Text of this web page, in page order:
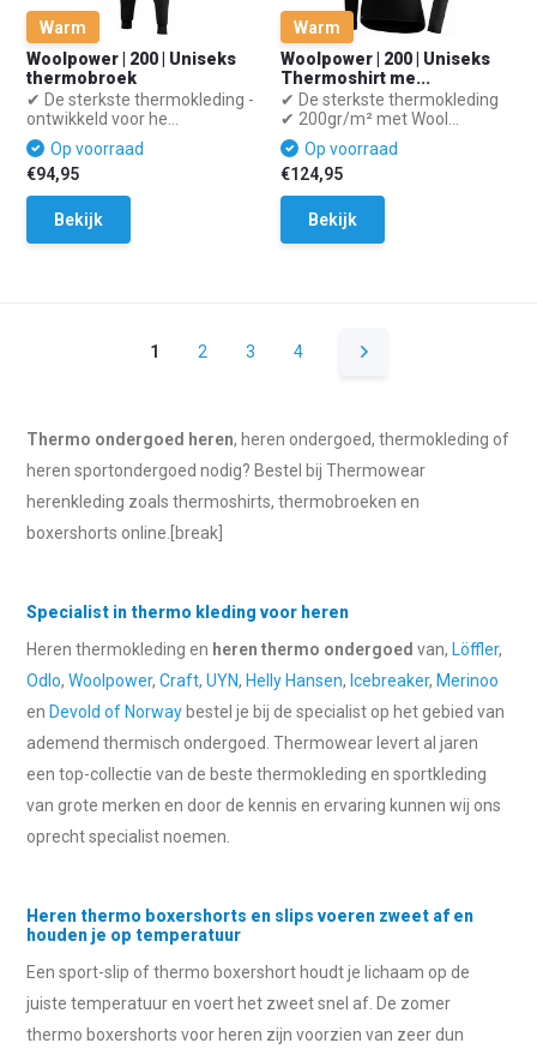
Warm
Woolpower | 200 | Uniseks
thermobroek
✔ De sterkste thermokleding -
ontwikkeld voor he...
Op voorraad
€94,95
Bekijk
Warm
Woolpower | 200 | Uniseks
Thermoshirt me...
✔ De sterkste thermokleding
✔ 200gr/m² met Wool...
Op voorraad
€124,95
Bekijk
1 2 3 4
Thermo ondergoed heren, heren ondergoed, thermokleding of
heren sportondergoed nodig? Bestel bij Thermowear
herenkleding zoals thermoshirts, thermobroeken en
boxershorts online.[break]
Specialist in thermo kleding voor heren
Heren thermokleding en heren thermo ondergoed van, Löffler,
Odlo,Woolpower,Craft,UYN, Helly Hansen, Icebreaker, Merinoo
en Devold of Norway bestel je bij de specialist op het gebied van
ademend thermisch ondergoed. Thermowear levert al jaren
een top-collectie van de beste thermokleding en sportkleding
van grote merken en door de kennis en ervaring kunnen wij ons
oprecht specialist noemen.
Heren thermo boxershorts en slips voeren zweet af en
houden je op temperatuur
Een sport-slip of thermo boxershort houdt je lichaam op de
juiste temperatuur en voert het zweet snel af. De zomer
thermo boxershorts voor heren zijn voorzien van zeer dun